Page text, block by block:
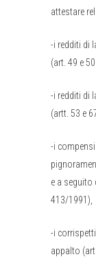
attestare
-i redditi di
(art. 49 e 50
-i redditi di
(artt. 53 e
-i
e a seguito
413/1991),
-i
appalto